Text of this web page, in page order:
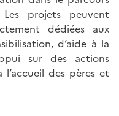
projets peuvent
dédiées aux
d’aide à la
sur des actions
des pères et